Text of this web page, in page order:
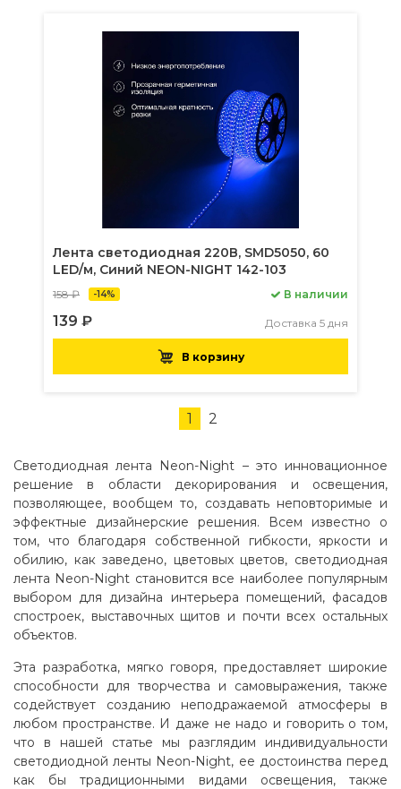
Лента светодиодная 220В, SMD5050, 60
LED/м, Синий NEON-NIGHT 142-103
158 ₽ -14%
139 ₽
В наличии
Доставка 5 дня
В корзину
1 2
Светодиодная лента Neon-Night – это инновационное
решение в области декорирования и освещения,
позволяющее, вообщем то, создавать неповторимые и
эффектные дизайнерские решения. Всем известно о
том, что благодаря собственной гибкости, яркости и
обилию, как заведено, цветовых цветов, светодиодная
лента Neon-Night становится все наиболее популярным
выбором для дизайна интерьера помещений, фасадов
спостроек, выставочных щитов и почти всех остальных
объектов.
Эта разработка, мягко говоря, предоставляет широкие
способности для творчества и самовыражения, также
содействует созданию неподражаемой атмосферы в
любом пространстве. И даже не надо и говорить о том,
что в нашей статье мы разглядим индивидуальности
светодиодной ленты Neon-Night, ее достоинства перед
как бы традиционными видами освещения, также